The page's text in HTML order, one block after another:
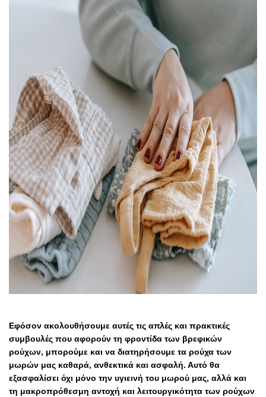
Εφόσον ακολουθήσουμε αυτές τις απλές και πρακτικές
συμβουλές που αφορούν τη φροντίδα των βρεφικών
ρούχων, μπορούμε και να διατηρήσουμε τα ρούχα των
μωρών μας καθαρά, ανθεκτικά και ασφαλή. Αυτό θα
εξασφαλίσει όχι μόνο την υγιεινή του μωρού μας, αλλά και
τη μακροπρόθεσμη αντοχή και λειτουργικότητα των ρούχων